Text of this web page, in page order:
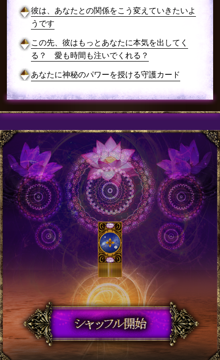
彼は、あなたとの関係をこう変えていきたいよ
うです
この先、彼はもっとあなたに本気を出してく
る？ 愛も時間も注いでくれる？
あなたに神秘のパワーを授ける守護カード